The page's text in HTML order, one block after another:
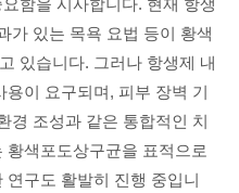
함을 시사합니다. 현재 항생
가 있는 목욕 요법 등이 황색
있습니다. 그러나 항생제 내
이 요구되며, 피부 장벽 기
경 조성과 같은 통합적인 치
황색포도상구균을 표적으로
구도 활발히 진행 중입니